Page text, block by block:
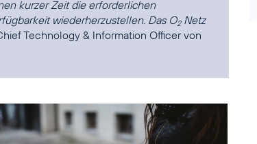
kurzer Zeit die erforderlichen
wiederherzustellen. Das O2Netz
Technology & Information Officer von